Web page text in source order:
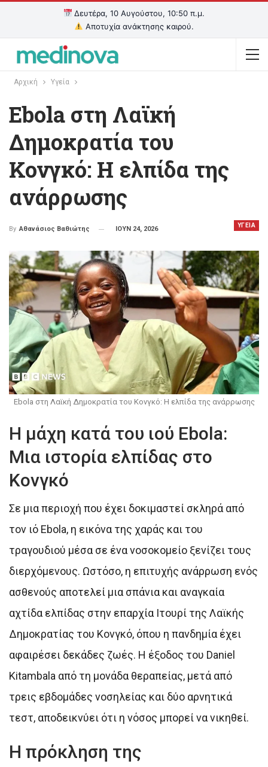
Δευτέρα, 10 Αυγούστου, 10:50 π.μ.
Αποτυχία ανάκτησης καιρού.
Αρχική Υγεία
Ebola στη Λαϊκή
Δημοκρατία του
Κονγκό: Η ελπίδα της
ανάρρωσης
ΥΓΕΙΑ
By Αθανάσιος Βαθιώτης ΙΟΥΝ 24, 2026
Ebola στη Λαϊκή Δημοκρατία του Κονγκό: Η ελπίδα της ανάρρωσης
Η μάχη κατά του ιού Ebola:
Μια ιστορία ελπίδας στο
Κονγκό
Σε μια περιοχή που έχει δοκιμαστεί σκληρά από
τον ιό Ebola, η εικόνα της χαράς και του
τραγουδιού μέσα σε ένα νοσοκομείο ξενίζει τους
διερχόμενους. Ωστόσο, η επιτυχής ανάρρωση ενός
ασθενούς αποτελεί μια σπάνια και αναγκαία
αχτίδα ελπίδας στην επαρχία Ιτουρί της Λαϊκής
Δημοκρατίας του Κονγκό, όπου η πανδημία έχει
αφαιρέσει δεκάδες ζωές. Η έξοδος του Daniel
Kitambala από τη μονάδα θεραπείας, μετά από
τρεις εβδομάδες νοσηλείας και δύο αρνητικά
τεστ, αποδεικνύει ότι η νόσος μπορεί να νικηθεί.
Η πρόκληση της